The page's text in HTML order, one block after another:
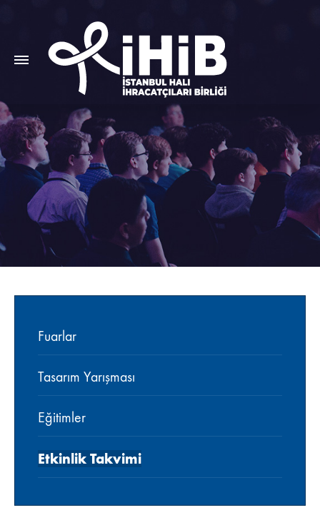
Fuarlar
Tasarım Yarışması
Eğitimler
Etkinlik Takvimi